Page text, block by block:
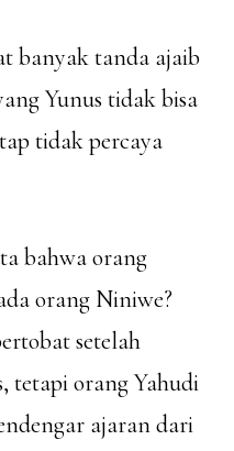
banyak tanda ajaib
Yunus tidak bisa
tidak percaya
bahwa orang
orang Niniwe?
setelah
tetapi orang Yahudi
ajaran dari